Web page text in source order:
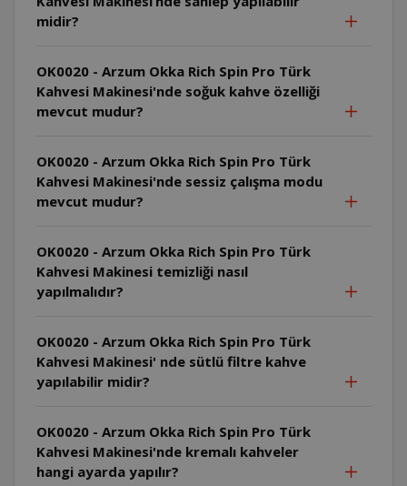
midir?
OK0020 - Arzum Okka Rich Spin Pro Türk
Kahvesi Makinesi'nde soğuk kahve özelliği
mevcut mudur?
OK0020 - Arzum Okka Rich Spin Pro Türk
Kahvesi Makinesi'nde sessiz çalışma modu
mevcut mudur?
OK0020 - Arzum Okka Rich Spin Pro Türk
Kahvesi Makinesi temizliği nasıl
yapılmalıdır?
OK0020 - Arzum Okka Rich Spin Pro Türk
Kahvesi Makinesi' nde sütlü filtre kahve
yapılabilir midir?
OK0020 - Arzum Okka Rich Spin Pro Türk
Kahvesi Makinesi'nde kremalı kahveler
hangi ayarda yapılır?